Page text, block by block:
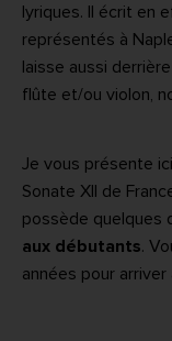
lyriques. Il écrit en
représentés à
laisse aussi
flûte et/ou violon,
Je vous présente
Sonate XII de
possède quelques
aux débutants.
années pour